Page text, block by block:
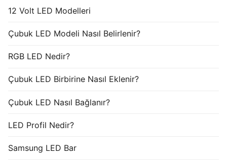
12 Volt LED Modelleri
Çubuk LED Modeli Nasıl Belirlenir?
RGB LED Nedir?
Çubuk LED Birbirine Nasıl Eklenir?
Çubuk LED Nasıl Bağlanır?
LED Profil Nedir?
Samsung LED Bar